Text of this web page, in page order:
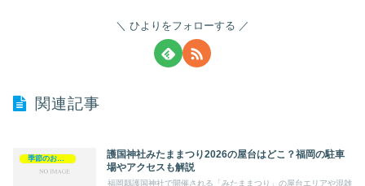
ひよりをフォローする
関連記事
季節のおでかけ
護国神社みたままつり2026の屋台はどこ？福岡の駐車
場やアクセスも解説
福岡縣護国神社で開催される「みたままつり」の屋台エリアや混雑